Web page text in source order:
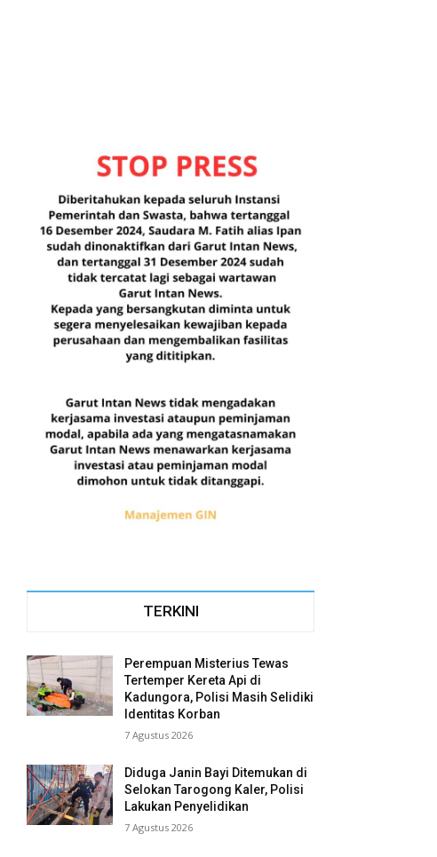
TERKINI
Perempuan Misterius Tewas
Tertemper Kereta Api di
Kadungora, Polisi Masih Selidiki
Identitas Korban
7 Agustus 2026
Diduga Janin Bayi Ditemukan di
Selokan Tarogong Kaler, Polisi
Lakukan Penyelidikan
7 Agustus 2026